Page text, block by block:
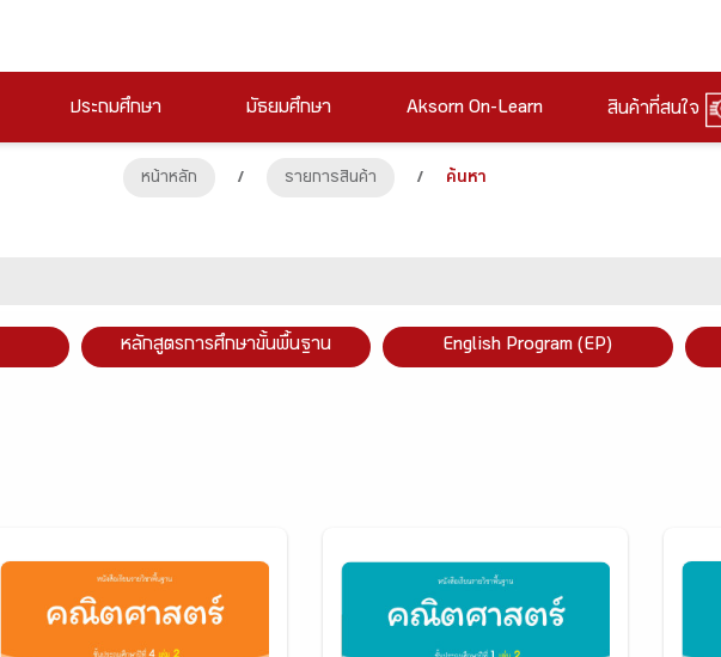
ประถมศึกษา มัธยมศึกษา Aksorn On-Learn สินค้าที่สนใจ
หน้าหลัก / รายการสินค้า / ค้นหา
หลักสูตรการศึกษาขั้นพื้นฐาน English Program (EP)